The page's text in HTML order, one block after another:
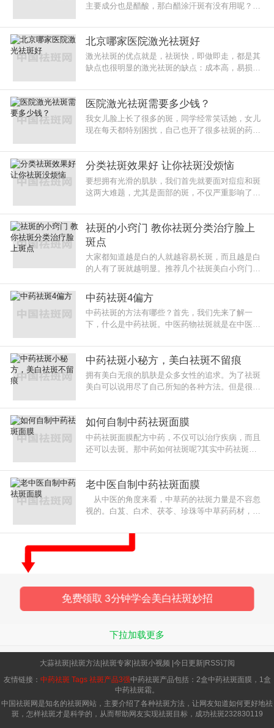
主要成分也是醋酸，那白醋涂汗斑有没有用呢？一
角质层真菌感染导致，在治疗的
北京哪家医院激光祛斑好
激光祛斑的优点就是，祛斑快，即做即走，都是其
缺点也很明显的激光祛斑的缺点：成本高，易损伤
不建议激光的，生活中也有很多
医院激光祛斑需要多少钱？
我女儿脸上长了很多的斑，同学经常笑话她，女儿
现在每天都特别困扰，自己也开了很多祛斑的药给
以激光祛斑。
分类祛斑效果好 让你祛斑没烦恼
要想拥有光滑的肌肤，我们首先就要面对痘痘和斑
这两大难题，尤其是面部的斑，不仅严重影响了M
心理。因此祛斑就成了MM们的首要任
祛斑的小窍门 教你祛斑分类治疗脸上
斑点
大家都知道越是白的人就越容易长斑，而且越是白
的人有了斑就越明显。推荐几个祛斑美白小窍门，
瓷般的白皙肌肤是每个女孩都追
中药祛斑4偏方
中药祛斑的方法有哪些？首先，我们先来了解一
下，什么是中药祛斑。中医药物祛斑就是在中医理
脉、化血淤、畅循环、排毒素、溶色
中药祛斑小秘方，美白祛斑不留痕
拥有美白无痕的肌肤是众多女性的追求。为了祛斑
美白可以说用尽了自己所知的各种方法。但是很多
皮肤。本文介绍的中药祛斑小秘
如何自制中药祛斑面膜
中药祛斑面膜配方中药，不仅可以治疗疾病，而且
还可以去斑。那中药如何祛斑呢?其实中药祛斑的
那中药祛斑面膜有哪些配方呢?淡
老中医自制中药祛斑面膜
从中医的角度来看，中草药的祛斑力量是不容忽
视的。白芨、白术、茯苓、珍珠等中草药药材，无
中药面膜因为它的效果显著而
免费领取 3分钟学会美白祛斑妙招
下拉加载更多
大蒜祛斑 祛斑方法 祛斑专家 祛斑小视频 今日更新| RSS订阅
友情链接： 中药祛斑 Tags 祛斑产品3强中药祛斑产品包括：2盒中药祛斑面膜，1盒
中药祛斑霜。
中国祛斑网是知名的祛斑网站，主要介绍了各种祛斑方法，让网友知道如何更好地祛
斑，怎样祛斑才是科学的，从而帮助网友实现祛斑目标，成功祛斑232830119